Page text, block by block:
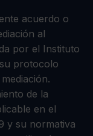
acuerdo o
al
por el Instituto
protocolo
de la
en el
y su normativa